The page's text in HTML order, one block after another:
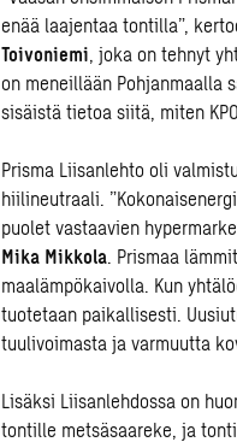
enää laajentaa tontilla”,
Toivoniemi, joka on tehnyt
on meneillään Pohjanmaalla
sisäistä tietoa siitä, miten
Prisma Liisanlehto oli
hiilineutraali.
puolet vastaavien
Mika Mikkola. Prismaa
maalämpökaivolla. Kun
tuotetaan paikallisesti.
tuulivoimasta ja varmuutta
Lisäksi Liisanlehdossa on
tontille metsäsaareke, ja